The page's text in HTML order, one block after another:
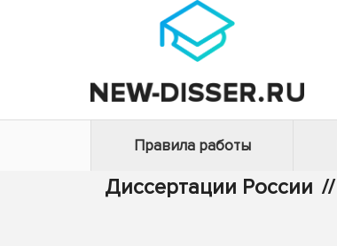
Правила работы
Диссертации России //